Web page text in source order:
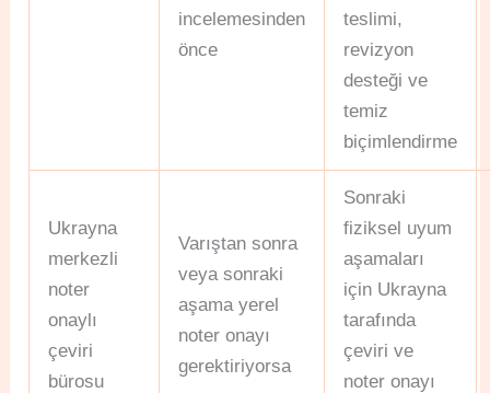
incelemesinden
önce
teslimi,
revizyon
desteği ve
temiz
biçimlendirme
Ukrayna
merkezli
noter
onaylı
çeviri
bürosu
Varıştan sonra
veya sonraki
aşama yerel
noter onayı
gerektiriyorsa
Sonraki
fiziksel uyum
aşamaları
için Ukrayna
tarafında
çeviri ve
noter onayı